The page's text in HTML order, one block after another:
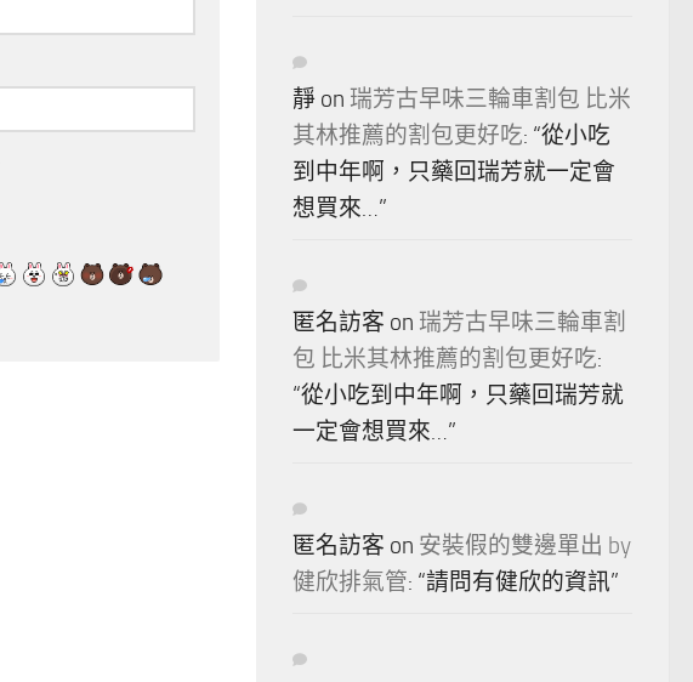
靜 on 瑞芳古早味三輪車割包 比米
其林推薦的割包更好吃: “從小吃
到中年啊，只藥回瑞芳就一定會
想買來…”
匿名訪客 on 瑞芳古早味三輪車割
包 比米其林推薦的割包更好吃:
“從小吃到中年啊，只藥回瑞芳就
一定會想買來…”
匿名訪客 on 安裝假的雙邊單出 by
健欣排氣管: “請問有健欣的資訊”